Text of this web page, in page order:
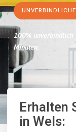
100% unverbindlich
Minuten.
Erhalten
in Wels: